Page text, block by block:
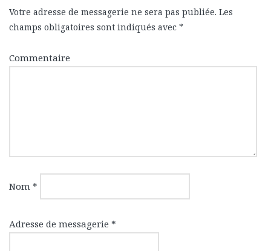
Votre adresse de messagerie ne sera pas publiée. Les
champs obligatoires sont indiqués avec *
Commentaire
Nom *
Adresse de messagerie *